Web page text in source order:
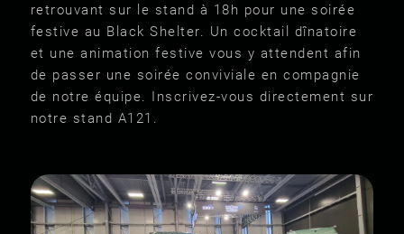
retrouvant sur le stand à 18h pour une soirée
festive au Black Shelter. Un cocktail dînatoire
et une animation festive vous y attendent afin
de passer une soirée conviviale en compagnie
de notre équipe. Inscrivez-vous directement sur
notre stand A121.